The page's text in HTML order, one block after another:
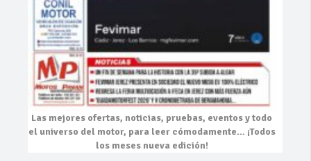
Las mejores ofertas, noticias, pruebas, eventosy todo
el universo del motor, para leer cómodamente… ¡Todos
los meses nueva edición!